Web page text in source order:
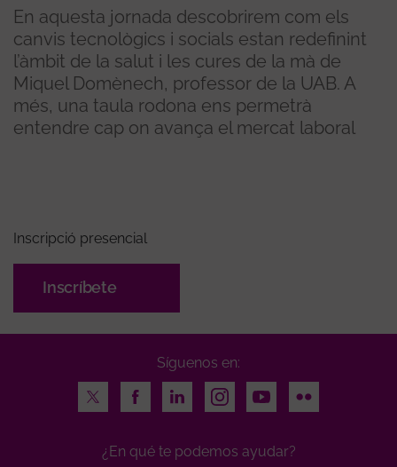
En aquesta jornada descobrirem com els
canvis tecnològics i socials estan redefinint
l’àmbit de la salut i les cures de la mà de
Miquel Domènech, professor de la UAB. A
més, una taula rodona ens permetrà
entendre cap on avança el mercat laboral
Inscripció presencial
Inscríbete
Síguenos en:
Twitter
FacebookLinkedInInstagramYoutubeFlickr
¿En qué te podemos ayudar?